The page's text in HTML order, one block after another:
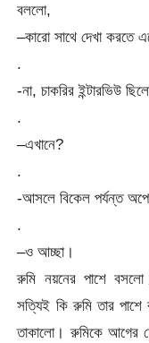
বললো,
–কারো সাথে দেখা করতে
.
-না, চাকরির ইন্টারভিউ
.
–এখানে?
.
-আসলে বিকেল পর্যন্ত
.
–ও আচ্ছা।
রুমি নয়নের পাশে
সত্যিই কি রুমি তার
তাকালো। রুমিকে আগের